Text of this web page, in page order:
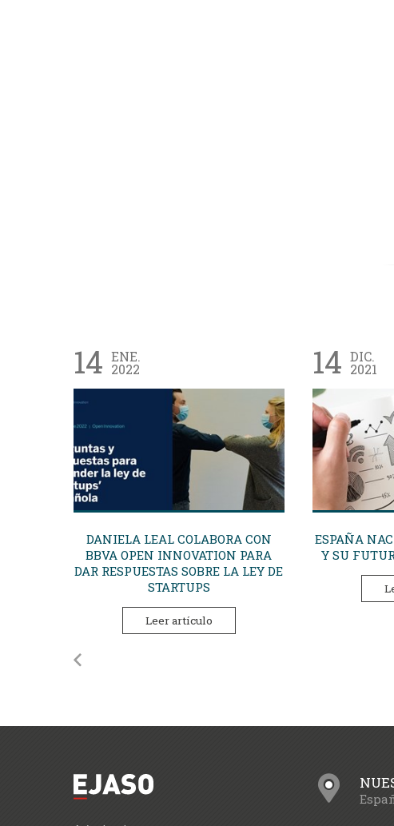
14 ENE.
2022
DANIELA LEAL COLABORA CON
BBVA OPEN INNOVATION PARA
DAR RESPUESTAS SOBRE LA LEY DE
STARTUPS
Leer artículo
14 DIC.
2021
ESPAÑA
Y SU